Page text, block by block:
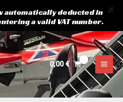
0,00€
automatically deducted in
a valid VAT number.
X